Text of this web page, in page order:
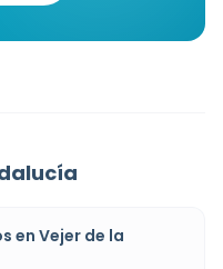
en Vejer de la